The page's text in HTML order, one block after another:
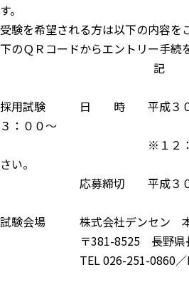
す。
受験を希望される方は以下の内容を
下のＱＲコードからエントリー手続
記
採用試験 日 時 平成３０年
３：００～
※１２：５０迄に
さい。
応募締切 平成３０年８
試験会場 株式会社デンセン 本
〒381-8525 長野県長野
TEL 026-251-0860／FAX